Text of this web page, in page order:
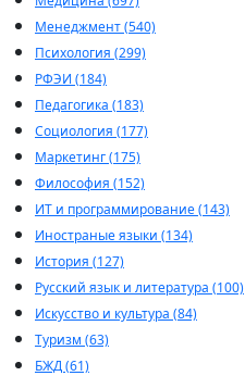
Менеджмент (540)
Психология (299)
РФЭИ (184)
Педагогика (183)
Социология (177)
Маркетинг (175)
Философия (152)
ИТ и программирование (143)
Иностраные языки (134)
История (127)
Русский язык и литература (100)
Искусство и культура (84)
Туризм (63)
БЖД (61)